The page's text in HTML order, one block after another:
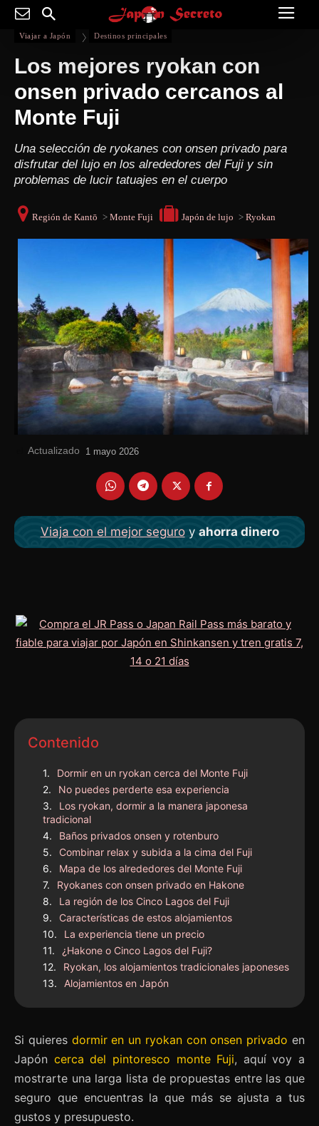
Viajar a Japón Destinos principales
Los mejores ryokan con
onsen privado cercanos al
Monte Fuji
Una selección de ryokanes con onsen privado para
disfrutar del lujo en los alrededores del Fuji y sin
problemas de lucir tatuajes en el cuerpo
Región de Kantō > Monte Fuji Japón de lujo > Ryokan
Actualizado 1 mayo 2026
Viaja con el mejor seguroy ahorra dinero
Contenido
Dormir en un ryokan cerca del Monte Fuji
No puedes perderte esa experiencia
Los ryokan, dormir a la manera japonesa
tradicional
Baños privados onsen y rotenburo
Combinar relax y subida a la cima del Fuji
Mapa de los alrededores del Monte Fuji
Ryokanes con onsen privado en Hakone
La región de los Cinco Lagos del Fuji
Características de estos alojamientos
La experiencia tiene un precio
¿Hakone o Cinco Lagos del Fuji?
Ryokan, los alojamientos tradicionales japoneses
Alojamientos en Japón
Si quieres dormir en un ryokan con onsen privado en
Japón cerca del pintoresco monte Fuji, aquí voy a
mostrarte una larga lista de propuestas entre las que
seguro que encuentras la que más se ajusta a tus
gustos y presupuesto.